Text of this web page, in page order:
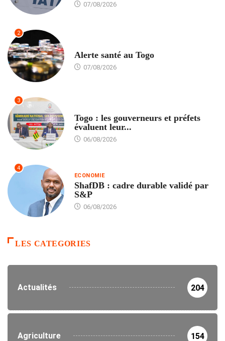
07/08/2026
2
Alerte santé au Togo
07/08/2026
3
Togo : les gouverneurs et préfets
évaluent leur...
06/08/2026
4
ECONOMIE
ShafDB : cadre durable validé par
S&P
06/08/2026
LES CATEGORIES
Actualités 204
Agriculture 154